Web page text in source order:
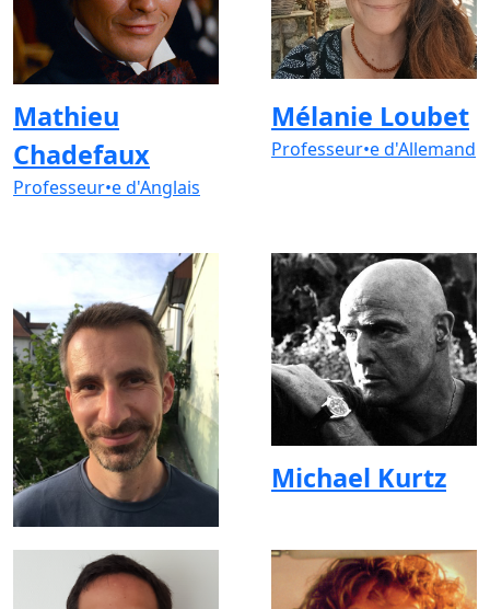
Mathieu
Chadefaux
Professeur•e d'Anglais
Mélanie Loubet
Professeur•e d'Allemand
Michaël Jamann Michael Kurtz